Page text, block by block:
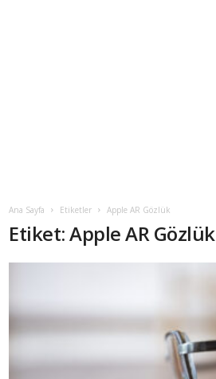
Ana Sayfa Etiketler Apple AR Gözlük
Etiket: Apple AR Gözlük